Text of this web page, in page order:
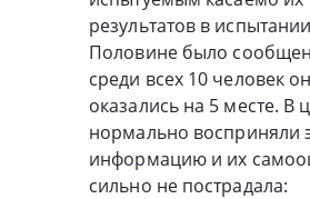
результатов в
Половине было
среди всех 10 человек
оказались на 5 месте. В
нормально восприняли
информацию и их
сильно не пострадала: